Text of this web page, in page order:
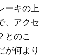
ーキの上
、アクセ
とのこ
が何より